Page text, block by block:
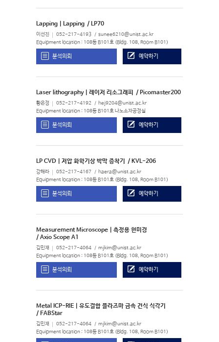
Lapping | Lapping / LP70
이선진 052-217-4193 sunee6210@unist.ac.kr
Equipment location : 108동 B101호 (Bldg. 108, Room B101)
분석의뢰 예약하기
Laser lithography | 레이저 리소그래피 / Picomaster200
황은정 052-217-4192 hej9204@unist.ac.kr
Equipment location : 108동 B101호 나노소자공정실
분석의뢰 예약하기
LP CVD | 저압 화학기상 박막 증착기 / KVL-206
강해라 052-217-4167 haera@unist.ac.kr
Equipment location : 108동 B101호 (Bldg. 108, Room B101)
분석의뢰 예약하기
Measurement Microscope | 측정용 현미경
/ Axio Scope A1
김민재 052-217-4064 mjkim@unist.ac.kr
Equipment location : 108동 B101호 (Bldg. 108, Room B101)
분석의뢰 예약하기
Metal ICP-RIE | 유도결합 플라즈마 금속 건식 식각기
/ FABStar
김민재 052-217-4064 mjkim@unist.ac.kr
Equipment location : 108동 B101호 (Bldg. 108, Room B101)